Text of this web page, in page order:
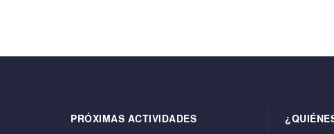
PRÓXIMAS ACTIVIDADES